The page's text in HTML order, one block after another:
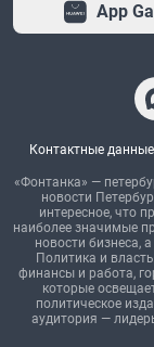
App
Контактные
«Фонтанка» —
новости
интересное, что
наиболее значимые
новости бизнеса,
Политика и
финансы и работа,
которые
политическое
аудитория —